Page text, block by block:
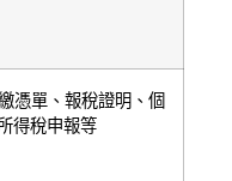
憑單、報稅證明、個
得稅申報等